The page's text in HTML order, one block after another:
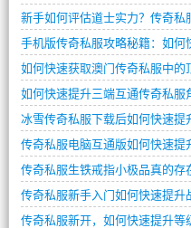
新手如何评估道士实力？传奇私
手机版传奇私服攻略秘籍：如何
如何快速获取澳门传奇私服中的
如何快速提升三端互通传奇私服
冰雪传奇私服下载后如何快速提
传奇私服电脑互通版如何快速提
传奇私服生铁戒指小极品真的存
传奇私服新手入门如何快速提升
传奇私服新开，如何快速提升等